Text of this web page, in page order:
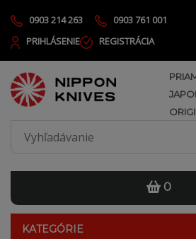
0903 214 263 0903 761 001
PRIHLÁSENIE
REGISTRÁCIA
0
KATEGÓRIE